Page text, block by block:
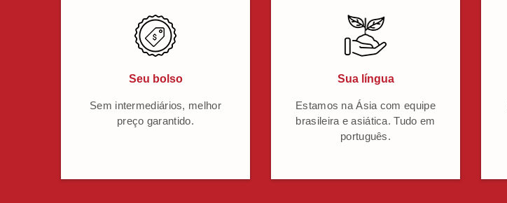
Seu bolso
Sem intermediários, melhor
preço garantido.
Sua língua
Estamos na Ásia com equipe
brasileira e asiática. Tudo em
português.